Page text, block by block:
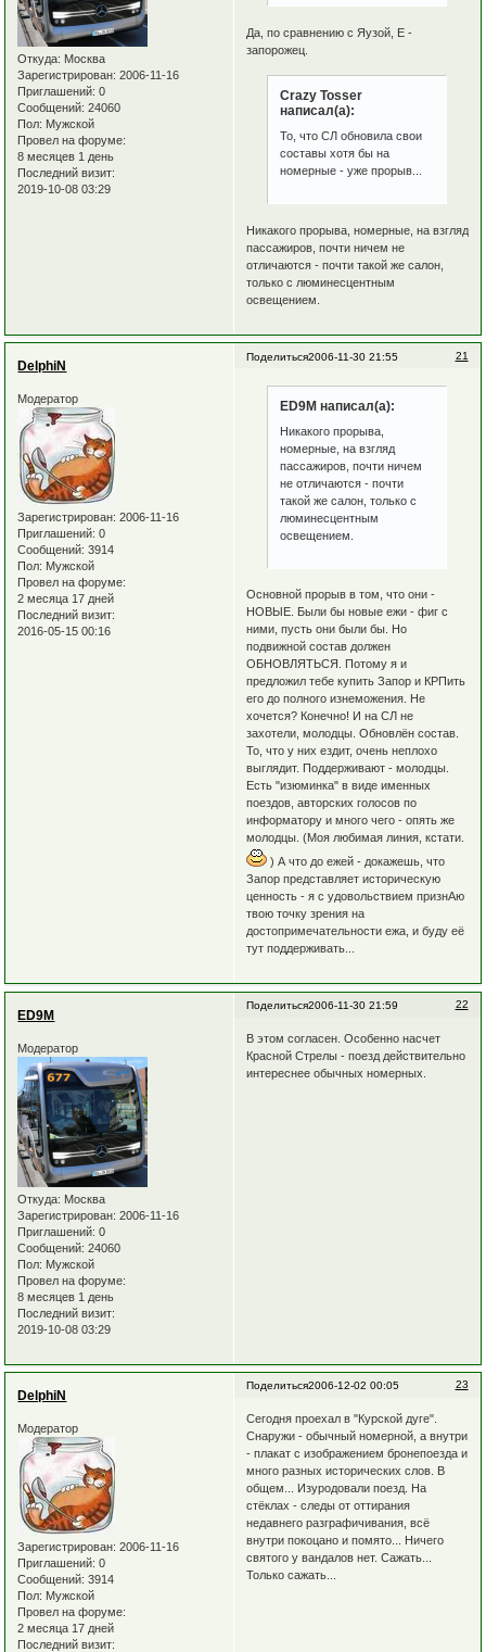
Откуда: Москва
Зарегистрирован: 2006-11-16
Приглашений: 0
Сообщений: 24060
Пол: Мужской
Провел на форуме:
8 месяцев 1 день
Последний визит:
2019-10-08 03:29
Да, по сравнению с Яузой, Е -
запорожец.
Crazy Tosser
написал(а):
То, что СЛ обновила свои
составы хотя бы на
номерные - уже прорыв...
Никакого прорыва, номерные, на взгляд
пассажиров, почти ничем не
отличаются - почти такой же салон,
только с люминесцентным
освещением.
Поделиться 21
2006-11-30 21:55
DelphiN
Модератор
Зарегистрирован: 2006-11-16
Приглашений: 0
Сообщений: 3914
Пол: Мужской
Провел на форуме:
2 месяца 17 дней
Последний визит:
2016-05-15 00:16
ED9M написал(а):
Никакого прорыва,
номерные, на взгляд
пассажиров, почти ничем
не отличаются - почти
такой же салон, только с
люминесцентным
освещением.
Основной прорыв в том, что они -
НОВЫЕ. Были бы новые ежи - фиг с
ними, пусть они были бы. Но
подвижной состав должен
ОБНОВЛЯТЬСЯ. Потому я и
предложил тебе купить Запор и КРПить
его до полного изнеможения. Не
хочется? Конечно! И на СЛ не
захотели, молодцы. Обновлён состав.
То, что у них ездит, очень неплохо
выглядит. Поддерживают - молодцы.
Есть "изюминка" в виде именных
поездов, авторских голосов по
информатору и много чего - опять же
молодцы. (Моя любимая линия, кстати.
) А что до ежей - докажешь, что
Запор представляет историческую
ценность - я с удовольствием признАю
твою точку зрения на
достопримечательности ежа, и буду её
тут поддерживать...
Поделиться 22
2006-11-30 21:59
ED9M
Модератор
Откуда: Москва
Зарегистрирован: 2006-11-16
Приглашений: 0
Сообщений: 24060
Пол: Мужской
Провел на форуме:
8 месяцев 1 день
Последний визит:
2019-10-08 03:29
В этом согласен. Особенно насчет
Красной Стрелы - поезд действительно
интереснее обычных номерных.
Поделиться 23
2006-12-02 00:05
DelphiN
Модератор
Зарегистрирован: 2006-11-16
Приглашений: 0
Сообщений: 3914
Пол: Мужской
Провел на форуме:
2 месяца 17 дней
Последний визит:
Сегодня проехал в "Курской дуге".
Снаружи - обычный номерной, а внутри
- плакат с изображением бронепоезда и
много разных исторических слов. В
общем... Изуродовали поезд. На
стёклах - следы от оттирания
недавнего разграфичивания, всё
внутри покоцано и помято... Ничего
святого у вандалов нет. Сажать...
Только сажать...